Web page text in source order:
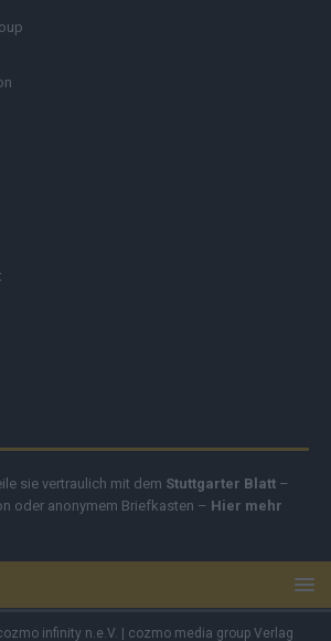
sie vertraulich mit dem Stuttgarter Blatt –
oder anonymem Briefkasten – Hier mehr
infinity n.e.V. | cozmo media group Verlag